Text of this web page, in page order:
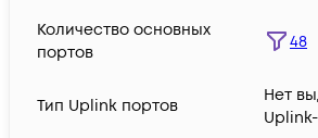
Количество основных
портов
48
Тип Uplink портов
Нет